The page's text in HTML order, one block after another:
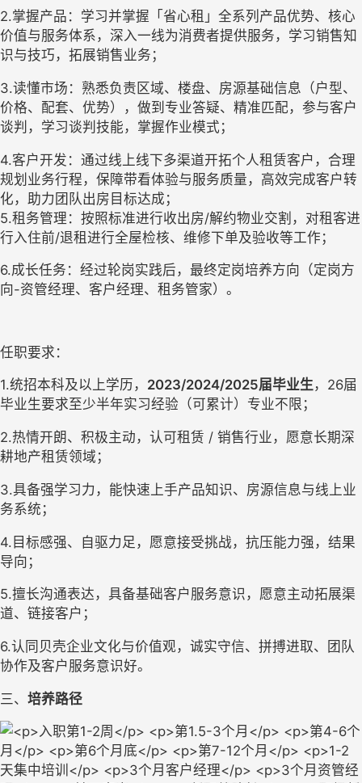
2.掌握产品：学习并掌握「省心租」全系列产品优势、核心
价值与服务体系，深入一线为消费者提供服务，学习销售知
识与技巧，拓展销售业务；
3.读懂市场：熟悉负责区域、楼盘、房源基础信息（户型、
价格、配套、优势），做到专业答疑、精准匹配，参与客户
谈判，学习谈判技能，掌握作业模式；
4.客户开发：通过线上线下多渠道开拓个人租赁客户，合理
规划业务行程，保障带看体验与服务质量，高效完成客户转
化，助力团队出房目标达成；
5.租务管理：按照标准进行收出房/解约物业交割，对租客进
行入住前/退租进行全屋检核、维修下单及验收等工作；
6.成长任务：经过轮岗实践后，最终定岗培养方向（定岗方
向-资管经理、客户经理、租务管家）。
任职要求：
1.统招本科及以上学历， 2023/2024/2025届毕业生，26届
毕业生要求至少半年实习经验（可累计）专业不限；
2.热情开朗、积极主动，认可租赁 / 销售行业，愿意长期深
耕地产租赁领域；
3.具备强学习力，能快速上手产品知识、房源信息与线上业
务系统；
4.目标感强、自驱力足，愿意接受挑战，抗压能力强，结果
导向；
5.擅长沟通表达，具备基础客户服务意识，愿意主动拓展渠
道、链接客户；
6.认同贝壳企业文化与价值观，诚实守信、拼搏进取、团队
协作及客户服务意识好。
三、 培养路径